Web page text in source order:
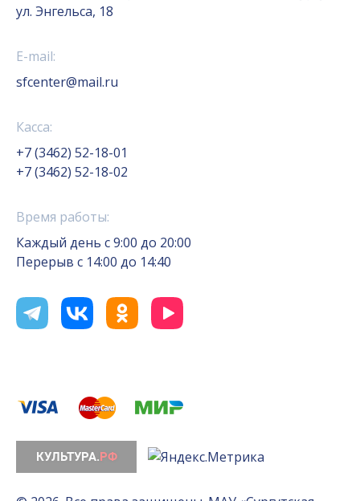
ул. Энгельса, 18
E-mail:
sfcenter@mail.ru
Касса:
+7 (3462) 52-18-01
+7 (3462) 52-18-02
Время работы:
Каждый день с 9:00 до 20:00
Перерыв с 14:00 до 14:40